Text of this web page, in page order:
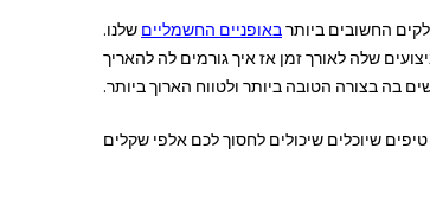
החשובים ביותרבאופניים החשמליים שלנו.
שלה לאורך זמן אז איך גורמים לה להאריך
בה בצורה הטובה ביותר ולטווח הארוך ביותר.
שיוכלים שיכולים לחסוך לכם אלפי שקלים